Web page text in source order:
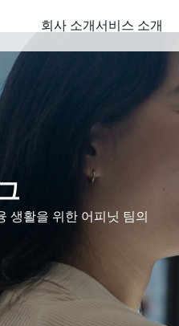
회사 소개서비스 소개
생활을 위한 어피닛 팀의